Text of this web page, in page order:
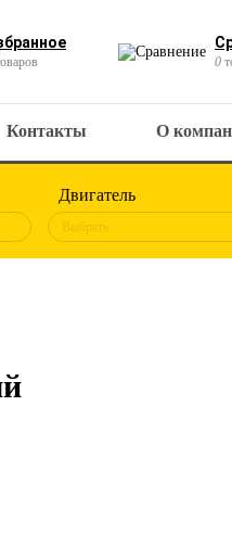
0
Контакты О
Двигатель
Выбрать